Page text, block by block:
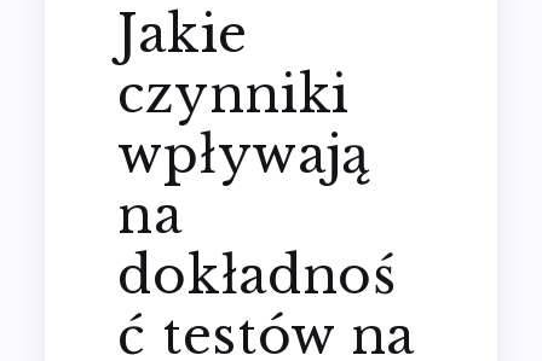
Jakie
czynniki
wpływają
na
dokładnoś
ć testów na